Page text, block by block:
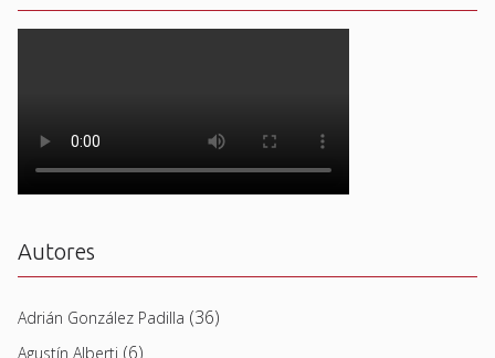
Autores
Adrián González Padilla (36)
Agustín Alberti (6)